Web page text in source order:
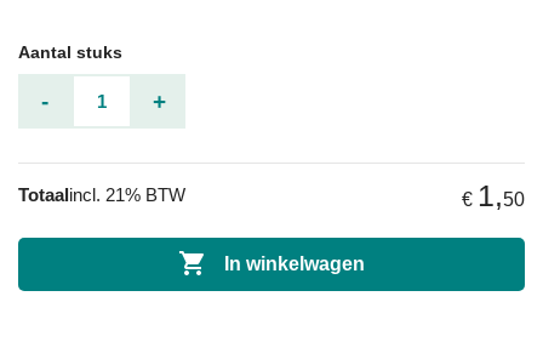
Aantal stuks
- +
Totaalincl. 21% BTW € 1,50
 In winkelwagen